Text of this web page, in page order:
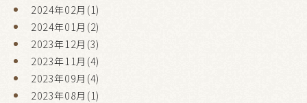
2024年02月(1)
2024年01月(2)
2023年12月(3)
2023年11月(4)
2023年09月(4)
2023年08月(1)